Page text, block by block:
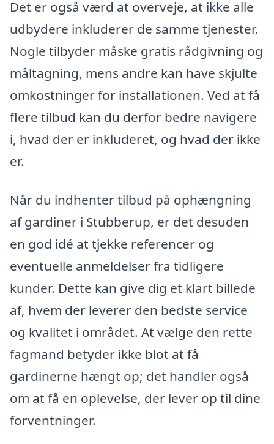
Det er også værd at overveje, at ikke alle
udbydere inkluderer de samme tjenester.
Nogle tilbyder måske gratis rådgivning og
måltagning, mens andre kan have skjulte
omkostninger for installationen. Ved at få
flere tilbud kan du derfor bedre navigere
i, hvad der er inkluderet, og hvad der ikke
er.
Når du indhenter tilbud på ophængning
af gardiner i Stubberup, er det desuden
en god idé at tjekke referencer og
eventuelle anmeldelser fra tidligere
kunder. Dette kan give dig et klart billede
af, hvem der leverer den bedste service
og kvalitet i området. At vælge den rette
fagmand betyder ikke blot at få
gardinerne hængt op; det handler også
om at få en oplevelse, der lever op til dine
forventninger.